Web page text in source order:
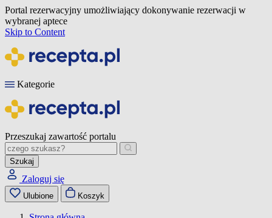
Portal rezerwacyjny umożliwiający dokonywanie rezerwacji w
wybranej aptece
Skip to Content
Kategorie
Przeszukaj zawartość portalu
Szukaj
Zaloguj się
Ulubione Koszyk